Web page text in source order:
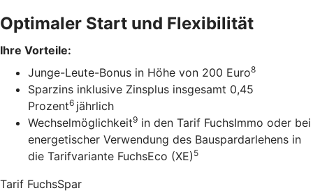
Optimaler Start und Flexibilität
Ihre Vorteile:
Junge-Leute-Bonus in Höhe von 200 Euro8
Sparzins inklusive Zinsplus insgesamt 0,45
Prozent6 jährlich
Wechselmöglichkeit9 in den Tarif FuchsImmo oder bei
energetischer Verwendung des Bauspardarlehens in
die Tarifvariante FuchsEco (XE) 5
Tarif FuchsSpar